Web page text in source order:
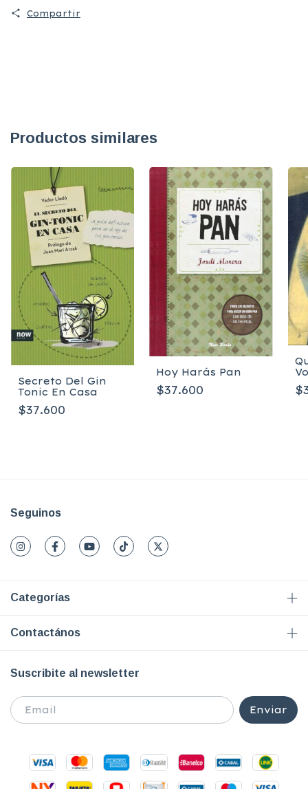
Compartir
Productos similares
Secreto Del Gin
Tonic En Casa
$37.600
Hoy Harás Pan
$37.600
Seguinos
Categorías
Contactános
Suscribite al newsletter